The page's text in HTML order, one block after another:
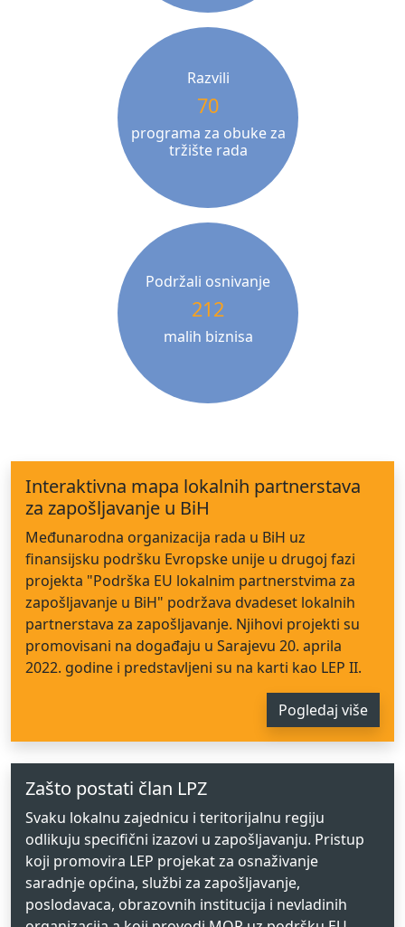
Razvili
70
programa za obuke za
tržište rada
Podržali osnivanje
212
malih biznisa
Interaktivna mapa lokalnih partnerstava
za zapošljavanje u BiH
Međunarodna organizacija rada u BiH uz
finansijsku podršku Evropske unije u drugoj fazi
projekta "Podrška EU lokalnim partnerstvima za
zapošljavanje u BiH" podržava dvadeset lokalnih
partnerstava za zapošljavanje. Njihovi projekti su
promovisani na događaju u Sarajevu 20. aprila
2022. godine i predstavljeni su na karti kao LEP II.
Pogledaj više
Zašto postati član LPZ
Svaku lokalnu zajednicu i teritorijalnu regiju
odlikuju specifični izazovi u zapošljavanju. Pristup
koji promovira LEP projekat za osnaživanje
saradnje općina, službi za zapošljavanje,
poslodavaca, obrazovnih institucija i nevladinih